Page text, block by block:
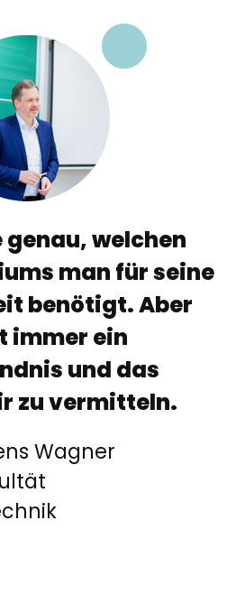
welchen
man für seine
benötigt. Aber
immer ein
und das
zu vermitteln.
Wagner